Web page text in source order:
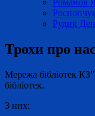
Романов
Рудик
Трохи про нас
Мережа бібліотек
бібліотек.
З них: